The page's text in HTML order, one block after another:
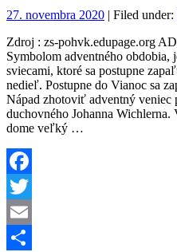
27. novembra 2020 | Filed under:
Zdroj : zs-pohvk.edupage.org
Symbolom adventného obdobia,
sviecami, ktoré sa postupne
nedieľ. Postupne do Vianoc sa
Nápad zhotoviť adventný veniec
duchovného Johanna
dome veľký …
Facebook
Twitter
Email